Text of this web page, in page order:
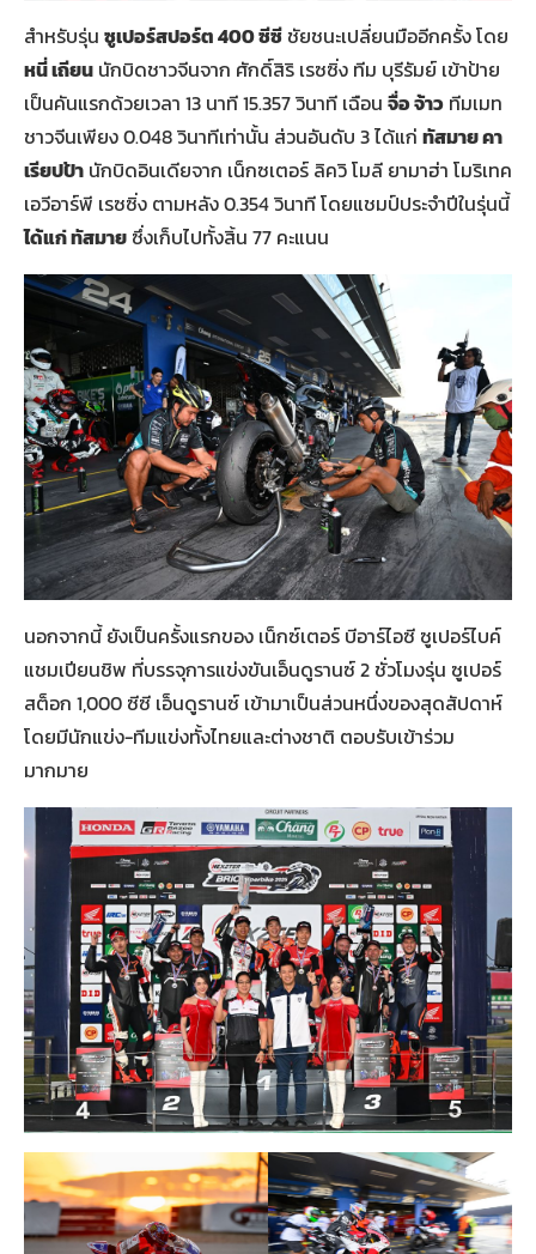
สำหรับรุ่น ซูเปอร์สปอร์ต400ซีซี ชัยชนะเปลี่ยนมืออีกครั้ง โดย
หนี่ เถียน นักบิดชาวจีนจาก ศักดิ์สิริ เรซซิ่ง ทีม บุรีรัมย์ เข้าป้าย
เป็นคันแรกด้วยเวลา 13 นาที 15.357 วินาที เฉือน จื่อ จ้าว ทีมเมท
ชาวจีนเพียง 0.048 วินาทีเท่านั้น ส่วนอันดับ 3 ได้แก่ ทัสมาย คา
เรียปป้า นักบิดอินเดียจาก เน็กซเตอร์ ลิควิ โมลี ยามาฮ่า โมริเทค
เอวีอาร์พี เรซซิ่ง ตามหลัง 0.354 วินาที โดยแชมป์ประจำปีในรุ่นนี้
ได้แก่ ทัสมาย ซึ่งเก็บไปทั้งสิ้น 77 คะแนน
นอกจากนี้ ยังเป็นครั้งแรกของ เน็กซ์เตอร์ บีอาร์ไอซี ซูเปอร์ไบค์
แชมเปียนชิพ ที่บรรจุการแข่งขันเอ็นดูรานซ์ 2 ชั่วโมงรุ่น ซูเปอร์
สต็อก 1,000 ซีซี เอ็นดูรานซ์ เข้ามาเป็นส่วนหนึ่งของสุดสัปดาห์
โดยมีนักแข่ง-ทีมแข่งทั้งไทยและต่างชาติ ตอบรับเข้าร่วม
มากมาย